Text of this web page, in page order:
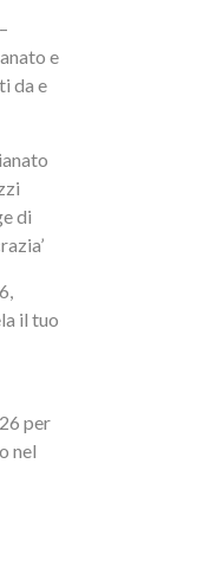
e
da e
di
il tuo
per
nel